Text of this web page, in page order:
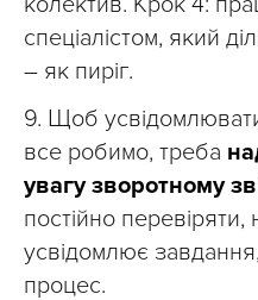
спеціалістом, який
– як пиріг.
9. Щоб
все робимо, треба
увагу зворотному
постійно перевіряти,
усвідомлює
процес.